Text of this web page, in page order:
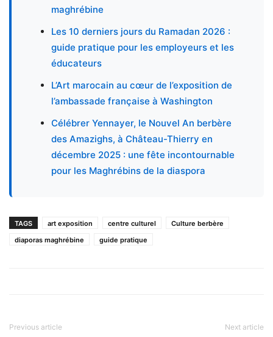
maghrébine
Les 10 derniers jours du Ramadan 2026 :
guide pratique pour les employeurs et les
éducateurs
L’Art marocain au cœur de l’exposition de
l’ambassade française à Washington
Célébrer Yennayer, le Nouvel An berbère
des Amazighs, à Château-Thierry en
décembre 2025 : une fête incontournable
pour les Maghrébins de la diaspora
TAGS art exposition centre culturel
Culture berbère
diaporas maghrébine
guide pratique
Previous article Next article